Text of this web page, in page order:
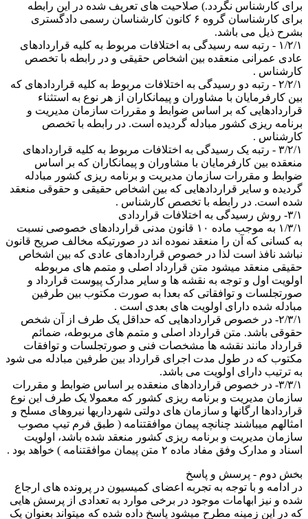
برای کارشناس نگردد.) صلاحیت های تعریف شده در این رابطه
برای کارشناسان گروه ۶ کانون کارشناسان رسمی دادگستری
بشرح ذیل می باشد.
۱/۲/۱ - رتبه سه رسیدگی به اختلافات مربوط به کلیه قراردادهای
عادی عمرانی منعقده بین اشخاص حقیقی و در رابطه با تخصص
کارشناس .
۲/۲/۱ - رتبه دو رسیدگی به اختلافات مربوط به کلیه قراردادهای که
بین کارفرمایان با مشاوران و پیمانکاران از هر نوع به استثناء
قراردادهایی که بر اساس ضوابط و مقررات سازمان مدیریت و
برنامه ریزی کشور مبادله گردیده است. در رابطه با تخصص
کارشناس .
۳/۲/۱ - رتبه یک رسیدگی به اختلافات مربوط به کلیه قراردادهای
منعقده بین کارفرمایان با مشاوران و پیمانکاران که بر اساس
ضوابط و مقررات سازمان مدیریت و برنامه ریزی کشور مبادله
گردیده و سایر قراردادهایی که بین اشخاص حقیقی و حقوقی منعقد
شده است. در رابطه با تخصص کارشناس .
۳/۱- روش رسیدگی به اختلافات قراردادی
١/٣/١ به موجب ماده ۱۰ قانون مدنی قراردادهای خصوصی نسبت
به کسانی که آن را منعقد نموده اند در صورتیکه مخالف صریح قانون
نباشد نافذ است لذا در خصوص قراردادهای عادی که بین اشخاص
حقیقی منعقد میشود متن قرارداد اصلی و متمم های مربوطه
اولویت اول و توجه به نقشه ها و سایر مدارک پیوست قرارداد و
صورتجلسات و توافقاتی که بعدا به صورت مکتوب بین طرفین
مبادله شده دارای اولویت های بعدی است .
۲/۳/۱- در خصوص قراردادهایی که حداقل یک طرف از آن شخص
حقوقی باشد. متن قرارداد اصلی و متمم های مربوطه، ضمائم
قرارداد مانند نقشه ها مشخصات فنی و صورتجلسات و توافقات
مکتوب که در طول مدت اجرای قرارداد بین طرفین مبادله می شود
به ترتیب دارای اولویت می باشد.
۳/۳/۱- در خصوص قراردادهای منعقده بر اساس ضوابط و مقررات
سازمان مدیریت و برنامه ریزی کشور که معمولا یک طرف این نوع
قراردادها ارگانها و سازمان های دولتی شهرداریها نیروهای مسلح و
امثالهم میباشند چنانچه پیمان موافقتنامه ( طبق فرم تیپ مصوب
سازمان مدیریت و برنامه ریزی کشور منعقد شده باشد، اولویت
اسناد و مدارک وفق مفاد ماده ۲ متن پیمان موافقتنامه ) خواهد بود .
بخش دوم - پرسش و پاسخ
در ادامه و با توجه به تجربه اعضای کمیسیون در پرونده های ارجاع
شده و نیز ابهامات موجود در برخی موارد به تعدادی از پرسش هایی
که در این زمینه مطرح میشود پاسخ داده شده که میتواند بعنوان یک